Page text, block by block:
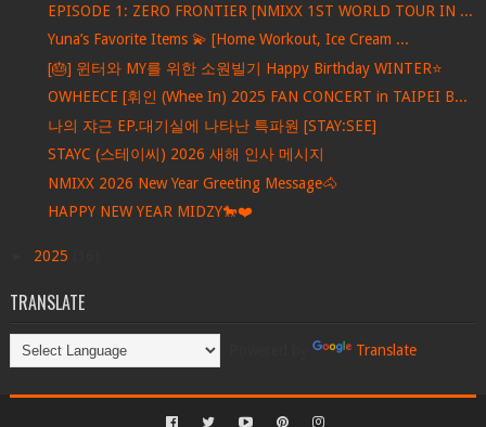
EPISODE 1: ZERO FRONTIER [NMIXX 1ST WORLD TOUR IN ...
Yuna’s Favorite Items 💫 [Home Workout, Ice Cream ...
[🎂] 윈터와 MY를 위한 소원빌기 Happy Birthday WINTER⭐️
OWHEECE [휘인 (Whee In) 2025 FAN CONCERT in TAIPEI B...
나의 쟈근 EP.대기실에 나타난 특파원 [STAY:SEE]
STAYC (스테이씨) 2026 새해 인사 메시지
NMIXX 2026 New Year Greeting Message🐴
HAPPY NEW YEAR MIDZY🐎❤️
2025
TRANSLATE
Translate